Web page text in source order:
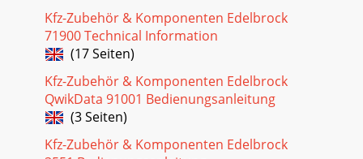
1580Rev. 6/25/13 - QT/mcEdelbrock 4.6L Ford Supercharger
System for 2005 and later Mustang GTsIns
Seite 27
©2013 Edelbrock LLCPart #1580 & 1585Brochure #63-
1580Rev. 6/25/13 - QT/mcEdelbrock 4.6L Ford Supercharger
System for 2005 and later Mustang GTsIns
Seite 28
Kfz-Zubehör & Komponenten Edelbrock
71900 Technical Information
(17 Seiten)
Kfz-Zubehör & Komponenten Edelbrock
QwikData 91001 Bedienungsanleitung
(3 Seiten)
Kfz-Zubehör & Komponenten Edelbrock